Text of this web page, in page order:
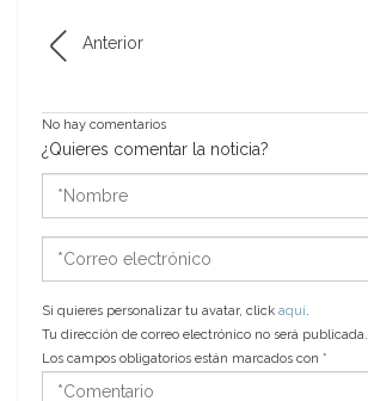
Anterior
No hay comentarios
¿Quieres comentar la noticia?
*Nombre
*Correo
electrónico
Si quieres personalizar tu avatar, click aquí.
Tu dirección de correo electrónico no será publicada.
Los campos obligatorios están marcados con *
*Comentario